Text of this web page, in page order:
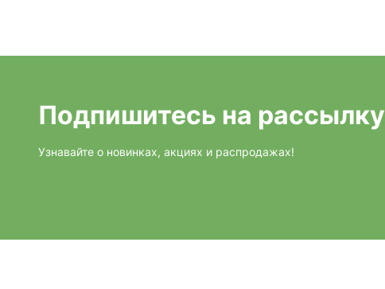
Подпишитесь на рассылку
Узнавайте о новинках, акциях и распродажах!